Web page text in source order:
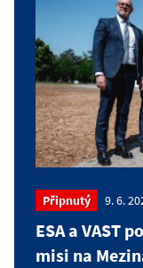
Připnutý 9. 6.
ESA a VAST
misi na